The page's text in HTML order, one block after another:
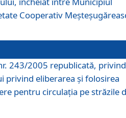
Cooperativ
243/2005 republicată, privind
privind eliberarea şi folosirea
pentru circulația pe străzile